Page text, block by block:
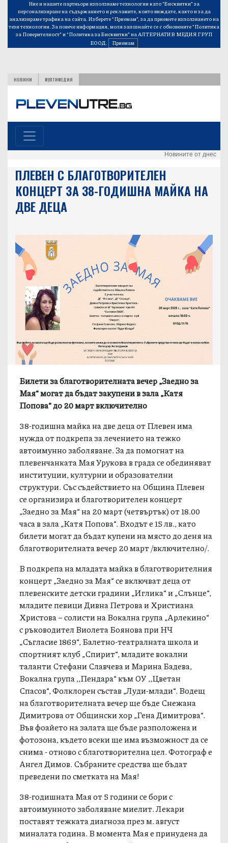
Ние и нашите партньори използваме технологии като “Бисквитки” за
персонализиране на съдържанието и рекламите, които виждате, както и за да
анализираме трафика на сайта. Изберете “Приемам”, за да приемете използването на
тези технологии. За повече информация, моля запознайте се с обновените“Политика
за Поверителност”и“Политика за Бисквитки”на АЛТЕРНАТИВ МЕДИЯ ГРУП
ЕООД.
Приемам
НОВИНИ МУЛТИМЕДИЯ
Новините от днес
ПЛЕВЕН С БЛАГОТВОРИТЕЛЕН
КОНЦЕРТ ЗА 38-ГОДИШНА МАЙКА НА
ДВЕ ДЕЦА
Билети за благотворителната вечер „Заедно за
Мая“ могат да бъдат закупени в зала „Катя
Попова“ до 20 март включително
38-годишна майка на две деца от Плевен има
нужда от подкрепа за лечението на тежко
автоимунно заболяване. За да помогнат на
плевенчанката Мая Урукова в града се обединяват
институции, културни и образователни
структури. Със съдействието на Община Плевен
се организира и благотворителен концерт
„Заедно за Мая“ на 20 март (четвъртък) от 18.00
часа в зала „Катя Попова“. Входът е 15 лв., като
билети могат да бъдат купени на място до деня на
благотворителната вечер 20 март /включително/.
В подкрепа на младата майка в благотворителния
концерт „Заедно за Мая“ се включват деца от
плевенските детски градини „Иглика“ и „Слънце“,
младите певици Дивна Петрова и Христиана
Христова – солисти на Вокална група „Арлекино“
с ръководител Виолета Боянова при НЧ
„Съгласие 1869“, Балетно-театралната школа и
спортният клуб „Спирит“, младите вокални
таланти Стефани Славчева и Марина Бадева,
Вокална група ,,Пендара“ към ОУ ,,Цветан
Спасов“, Фолклорен състав „Луди-млади“. Водещ
на благотворителната вечер ще бъде Снежана
Димитрова от Общински хор „Гена Димитрова“.
Във фоайето на залата ще бъде разположена и
фотозона, където всеки ще има възможност да се
снима - отново с благотворителна цел. Фотограф е
Ангел Димов. Събраните средства ще бъдат
преведени по сметката на Мая!
38-годишната Мая от 5 години се бори с
автоимунното заболяване миелит. Лекари
поставят тежката диагноза през м. август
миналата година. В момента Мая е принудена да